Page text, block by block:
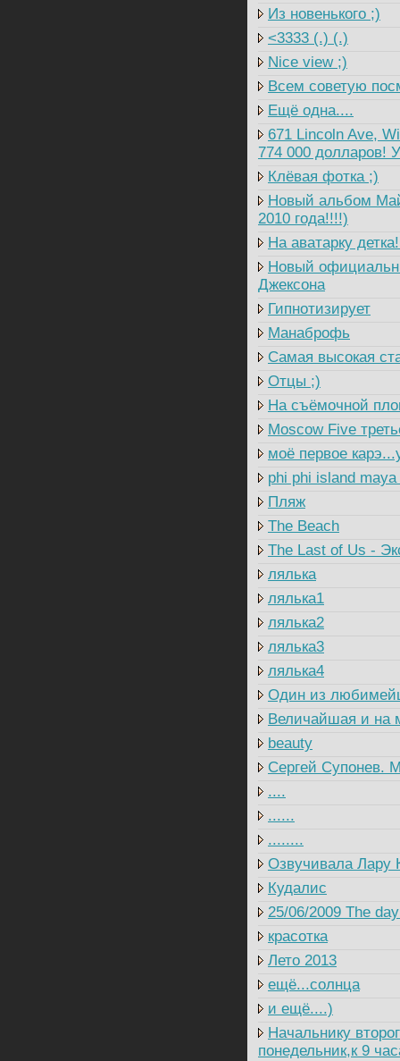
Из новенького ;)
<3333 (.) (.)
Nice view ;)
Всем советую
Ещё одна....
671 Lincoln Ave,
774 000 долларов!
Клёвая фотка ;)
Новый альбом
2010 года!!!!)
На аватарку
Новый
Джексона
Гипнотизирует
Манаброфь
Самая высокая
Отцы ;)
На съёмочной
Moscow Five
моё первое
phi phi island maya
Пляж
The Beach
The Last of Us -
лялька
лялька1
лялька2
лялька3
лялька4
Один из
Величайшая и на
beauty
Сергей Супонев.
....
......
........
Озвучивала Лару
Кудалис
25/06/2009 The
красотка
Лето 2013
ещё...солнца
и ещё....)
Начальнику
понедельник,к 9